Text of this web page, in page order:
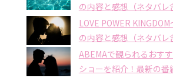
の内容と感想（ネタバレ
LOVE POWER
の内容と感想（ネタバレ
ABEMAで観られるおす
ショーを紹介！最新の番